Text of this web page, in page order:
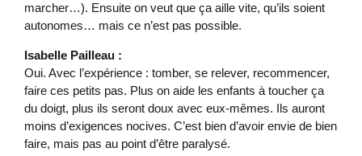
marcher…). Ensuite on veut que ça aille vite, qu’ils soient
autonomes… mais ce n’est pas possible.
Isabelle Pailleau :
Oui. Avec l’expérience : tomber, se relever, recommencer,
faire ces petits pas. Plus on aide les enfants à toucher ça
du doigt, plus ils seront doux avec eux-mêmes. Ils auront
moins d’exigences nocives. C’est bien d’avoir envie de bien
faire, mais pas au point d’être paralysé.